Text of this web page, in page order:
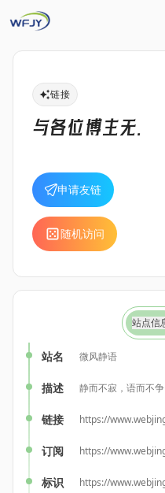
链接
与各位博主无限
申请友链
随机访问
站点信
站名 微风静语
描述 静而不寂，语而不
链接 https://
订阅 https://
标识 https://